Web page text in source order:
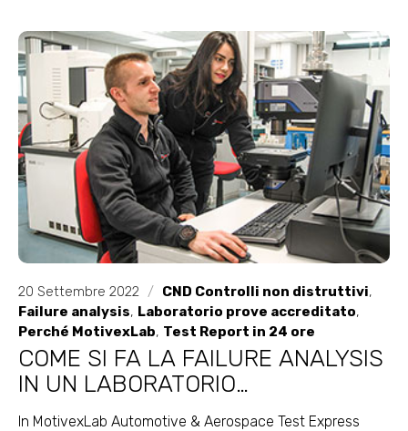
20 Settembre 2022 / CND Controlli non distruttivi,
Failure analysis, Laboratorio prove accreditato,
Perché MotivexLab, Test Report in 24 ore
COME SI FA LA FAILURE ANALYSIS
IN UN LABORATORIO
ACCREDITATO
In MotivexLab Automotive & Aerospace Test Express